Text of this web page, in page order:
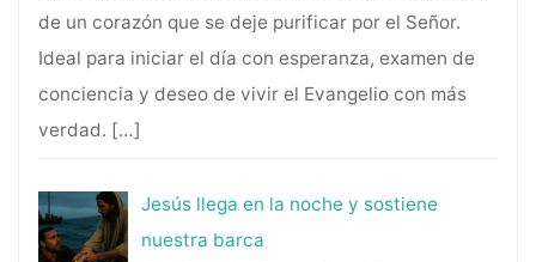
de un corazón que se deje purificar por el Señor.
Ideal para iniciar el día con esperanza, examen de
conciencia y deseo de vivir el Evangelio con más
verdad. […]
Jesús llega en la noche y sostiene
nuestra barca